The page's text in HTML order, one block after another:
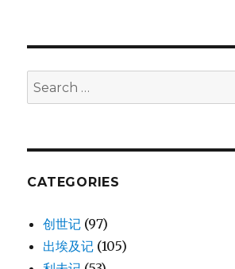
Search
for:
CATEGORIES
创世记 (97)
出埃及记 (105)